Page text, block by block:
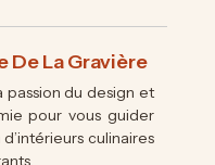
De La Gravière
du design et
pour vous guider
culinaires